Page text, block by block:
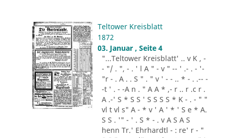
Teltower Kreisblatt
1872
03. Januar , Seite 4
"...Teltower Kreisblatt' .. v K , -
- "/ . ", - . ' l A " - v " -- ' .- . - '-
"r - . A . . S " . " v ' - - .. * - . .-- -
-t ' . - -A n . " A A * ,- r .. r .c r .
A .-' S * S S ' S S S S * K - . - " "
vl t vl s" A - * v ' A ' * ' S e * A.
S S . '" - ' . S * - . v A S A S
henn Tr.' Ehrhardtl - : re' r - "